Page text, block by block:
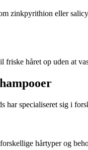
zinkpyrithion eller
håret op uden at
har specialiseret sig i
hårtyper og